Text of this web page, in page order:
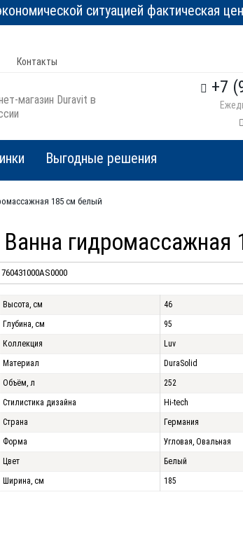
ситуацией фактическая
Контакты
магазин Duravit в
+7
Выгодные решения
185 см белый
Ванна
Высота, см
46
Глубина, см
95
Коллекция
Luv
Материал
DuraSolid
Объём, л
252
Стилистика дизайна
Hi-tech
Страна
Германия
Форма
Угловая, Овальная
Цвет
Белый
Ширина, см
185